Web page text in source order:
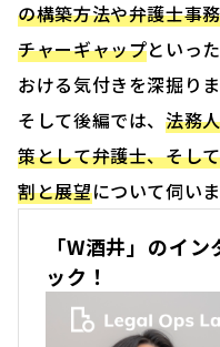
の構築方法や弁護士事
チャーギャップといっ
おける気付きを深掘りま
そして後編では、法務
策として弁護士、そし
割と展望について伺いま
「W酒井」のイ
ック！